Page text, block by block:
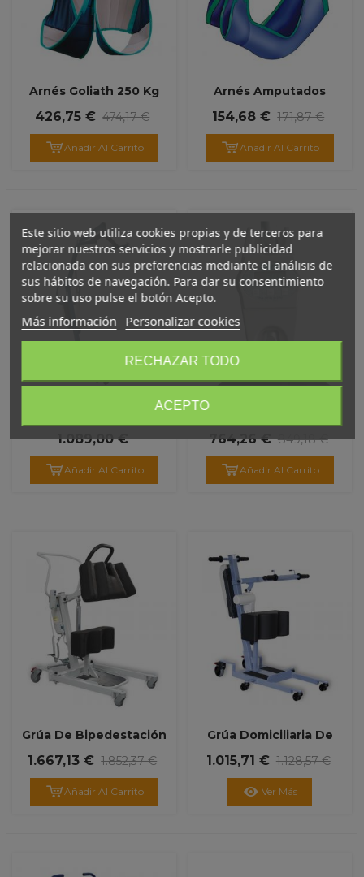
Arnés Goliath 250 Kg
426,75 € 474,17 €
Añadir Al Carrito
Arnés Amputados
154,68 € 171,87 €
Añadir Al Carrito
Grúa De Elevación Y
Traslado 'Mini Fly'
1.089,00 €
Añadir Al Carrito
Báscula Electrónica
764,26 € 849,18 €
Añadir Al Carrito
Grúa De Bipedestación
Compacta 'Torneo II'
1.667,13 € 1.852,37 €
Añadir Al Carrito
Grúa Domiciliaria De
Bipedestación 'Way Up
Blue'
1.015,71 € 1.128,57 €
Ver Más
Este sitio web utiliza cookies propias y de terceros para
mejorar nuestros servicios y mostrarle publicidad
relacionada con sus preferencias mediante el análisis de
sus hábitos de navegación. Para dar su consentimiento
sobre su uso pulse el botón Acepto.
Más información Personalizar cookies
RECHAZAR TODO
ACEPTO